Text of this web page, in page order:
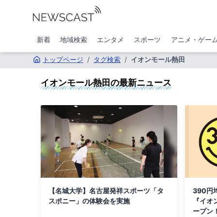
新着 地域検索 エンタメ スポーツ アニメ・ゲー
トップページ / タグ検索 / イオンモール熱田
イオンモール熱田の最新ニュース
【名城大学】名古屋発祥スポーツ「タ
スポニー」の体験会を実施
390円
『イ
ープン